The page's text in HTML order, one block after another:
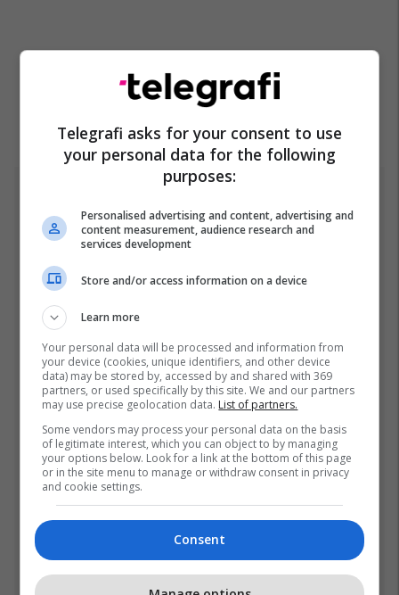
Ftohet nga prokuroria e
ish-gjenerali serb thotë se
“Vrisni, vrisni shqiptarët”,
skandal në UFC Beograd:
Buzukja u përball me thirrje
anti-shqiptare nga
01/08/2026
Një pleskavicë e ngrënë
nga Dua Lipa në Prishtinë
në orën 04:28 të mëngjesit
- dhe bota digjitale serbe
shpall gjendjen e luftës
03/08/2026
Mirlind Daku mes lotëve
përshëndetet me Rubin
Telegrafi asks for your consent to use
your personal data for the following
purposes:
Personalised advertising and content, advertising and
content measurement, audience research and
services development
Store and/or access information on a device
Learn more
Your personal data will be processed and information from
your device (cookies, unique identifiers, and other device
data) may be stored by, accessed by and shared with 369
partners, or used specifically by this site. We and our partners
may use precise geolocation data. List of partners.
Some vendors may process your personal data on the basis
of legitimate interest, which you can object to by managing
your options below. Look for a link at the bottom of this page
or in the site menu to manage or withdraw consent in privacy
and cookie settings.
Consent